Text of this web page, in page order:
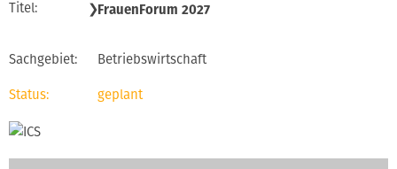
❯FrauenForum 2027
Betriebswirtschaft
geplant